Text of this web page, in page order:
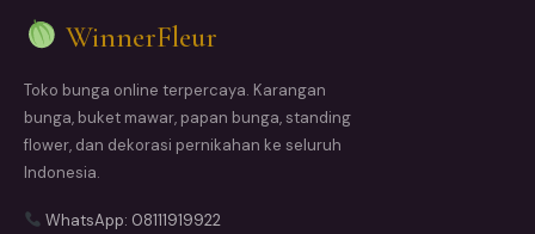
WinnerFleur
Toko bunga online terpercaya. Karangan
bunga, buket mawar, papan bunga, standing
flower, dan dekorasi pernikahan ke seluruh
Indonesia.
WhatsApp: 08111919922